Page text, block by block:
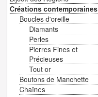
Créations contemporaines
Boucles d'oreille
Diamants
Perles
Pierres Fines et
Précieuses
Tout or
Boutons de Manchette
Chaînes